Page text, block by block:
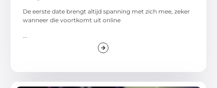
De eerste date brengt altijd spanning met zich mee, zeker
wanneer die voortkomt uit online
...